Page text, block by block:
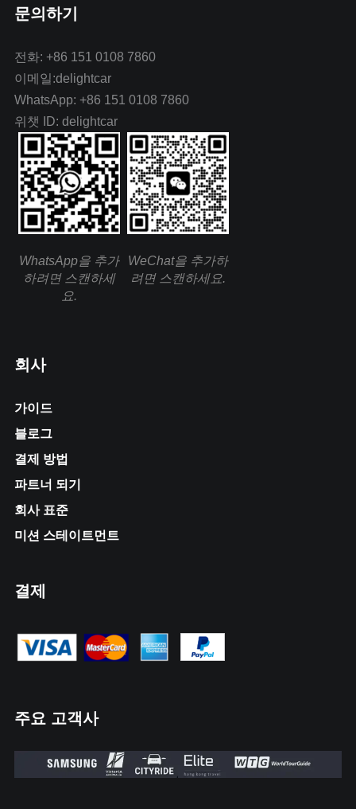
문의하기
전화: +86 151 0108 7860
이메일:delightcar
WhatsApp: +86 151 0108 7860
위챗 ID: delightcar
WhatsApp을 추가
하려면 스캔하세
요.
WeChat을 추가하
려면 스캔하세요.
회사
가이드
블로그
결제 방법
파트너 되기
회사 표준
미션 스테이트먼트
결제
주요 고객사